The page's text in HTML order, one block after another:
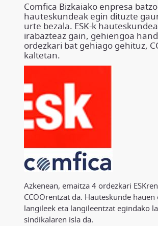
Comfica Bizkaiako enpresa
hauteskundeak egin dituzte
urte bezala. ESK-k
irabazteaz gain, gehiengoa
ordezkari bat gehiago gehituz,
kaltetan.
Azkenean, emaitza 4 ordezkari
CCOOrentzat da. Hauteskunde hauen
langileek eta langileentzat egindako
sindikalaren isla da.